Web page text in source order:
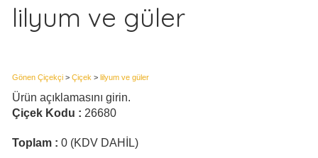
lilyum ve güler
Gönen Çiçekçi > Çiçek > lilyum ve güler
Ürün açıklamasını girin.
Çiçek Kodu : 26680
Toplam : 0 (KDV DAHİL)